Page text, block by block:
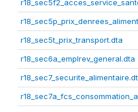
r18_sec5t_prix_transport.dta
r18_sec6a_emplrev_general.dta